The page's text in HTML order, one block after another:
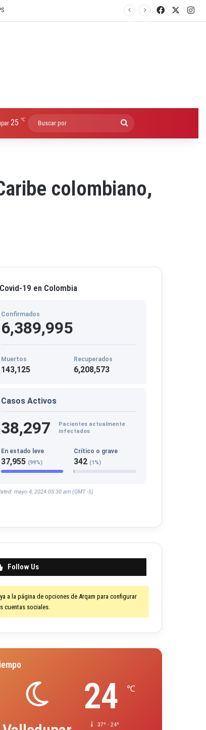
Facebook
25 ℃
Buscar
por
colombiano,
19 en Colombia
Confirmados
6,389,995
Muertos
143,125
Recuperados
6,208,573
Casos Activos
38,297
Pacientes actualmente
infectados
En estado leve
37,955 (99%)
Crítico o grave
342 (1%)
mayo 4, 2024 05:30 am (GMT -5)
Follow Us
a la página de opciones de Arqam para configurar
cuentas sociales.
24 ℃
37º - 24º